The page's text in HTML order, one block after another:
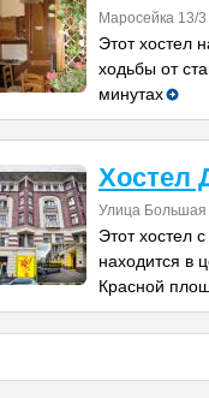
Маросейка 13/3
Этот хостел
ходьбы от
минутах
Хостел
Улица Большая
Этот хостел
находится в
Красной